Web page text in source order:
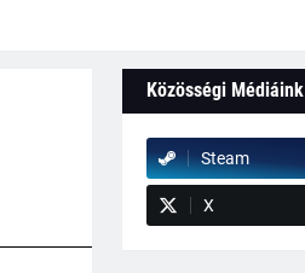
Közösségi Médiáink
Steam
X